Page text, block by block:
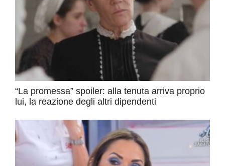
“La promessa” spoiler: alla tenuta arriva proprio
lui, la reazione degli altri dipendenti